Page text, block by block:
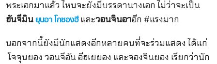
พระเอกมาแล้ว ไหนจะยังมีบรรดานางเอก ไม่ว่าจะเป็น
ฮันจีมินยุนอาโกซองฮีและวอนจินอาอีก #แรงมาก
นอกจากนี้ยังมีนักแสดงอีกหลายคนที่จะร่วมแสดง ได้แก่
โจจุนยอง วอนจีอัน อีฮเยยอง และจองจินยอง เรียกว่านัก